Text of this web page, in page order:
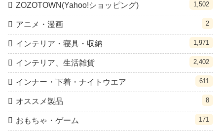
ZOZOTOWN(Yahoo!ショッピング) 1,502
アニメ・漫画 2
インテリア・寝具・収納 1,971
インテリア、生活雑貨 2,402
インナー・下着・ナイトウエア 611
オススメ製品 8
おもちゃ・ゲーム 171